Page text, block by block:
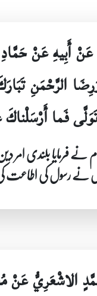
عَنْ أَبِيهِ عَنْ
الرَّحْمَنِ
فَما
نے فرمایا
جس نے رسول کی
الاشْعَرِيُّ عَنْ